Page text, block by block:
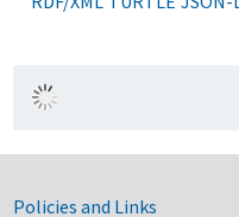
Policies and Links